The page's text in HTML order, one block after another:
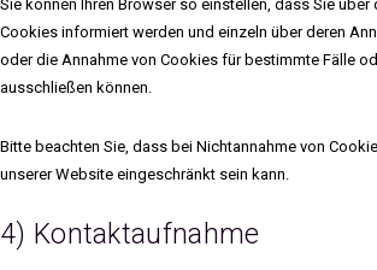
Sie können Ihren Browser so einstellen, dass Sie über
Cookies informiert werden und einzeln über deren
oder die Annahme von Cookies für bestimmte Fälle
ausschließen können.
Bitte beachten Sie, dass bei Nichtannahme von
unserer Website eingeschränkt sein kann.
4) Kontaktaufnahme